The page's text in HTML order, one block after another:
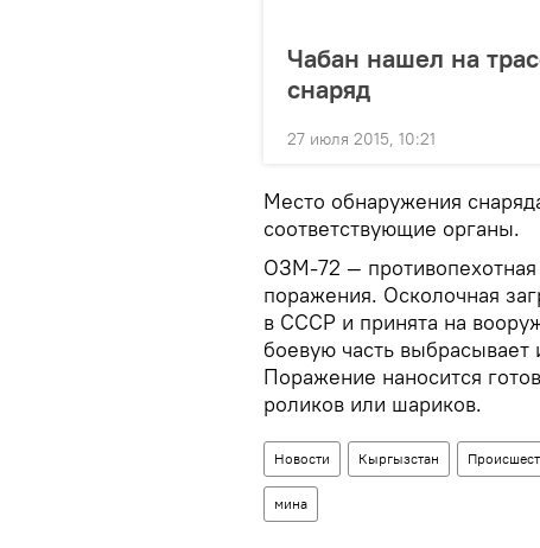
Чабан нашел на
снаряд
27 июля 2015, 10:21
Место обнаружения
соответствующие органы.
ОЗМ-72 —
поражения. Осколочная
в СССР и принята на
боевую часть
Поражение наносится
роликов или шариков.
Новости Кыргызстан
мина